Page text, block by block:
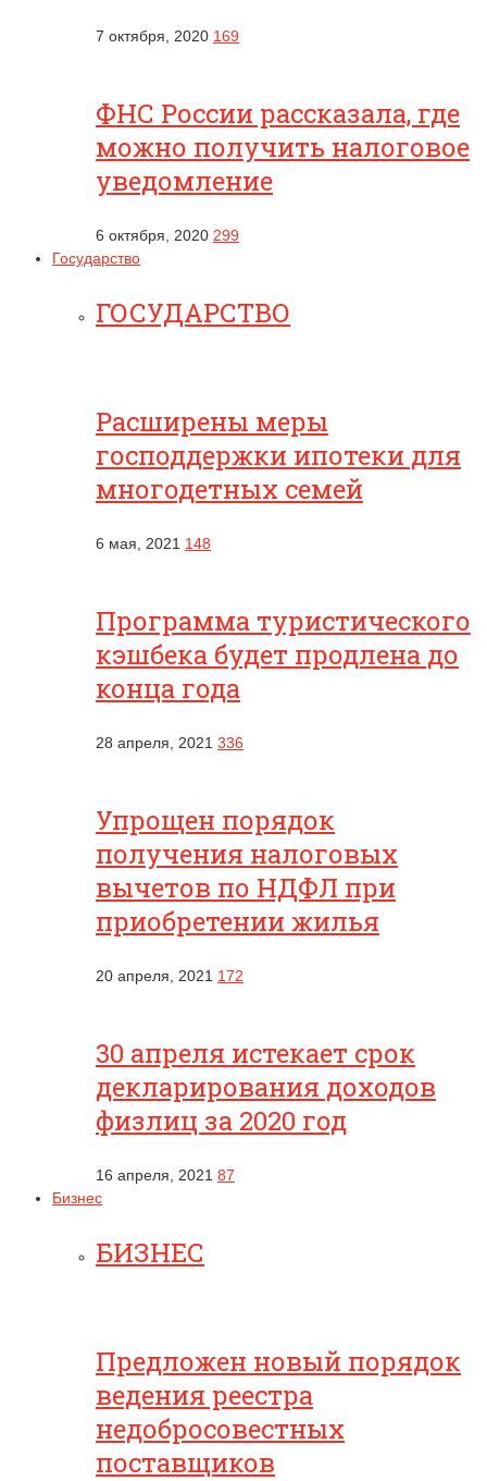
7 октября, 2020 169
ФНС России рассказала, где
можно получить налоговое
уведомление
6 октября, 2020 299
Государство
ГОСУДАРСТВО
Расширены меры
господдержки ипотеки для
многодетных семей
6 мая, 2021 148
Программа туристического
кэшбека будет продлена до
конца года
28 апреля, 2021 336
Упрощен порядок
получения налоговых
вычетов по НДФЛ при
приобретении жилья
20 апреля, 2021 172
30 апреля истекает срок
декларирования доходов
физлиц за 2020 год
16 апреля, 2021 87
Бизнес
БИЗНЕС
Предложен новый порядок
ведения реестра
недобросовестных
поставщиков